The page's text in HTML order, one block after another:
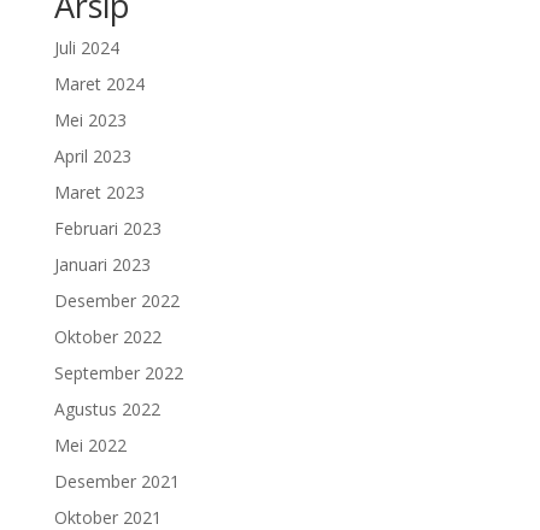
Juli 2024
Maret 2024
Mei 2023
April 2023
Maret 2023
Februari 2023
Januari 2023
Desember 2022
Oktober 2022
September 2022
Agustus 2022
Mei 2022
Desember 2021
Oktober 2021